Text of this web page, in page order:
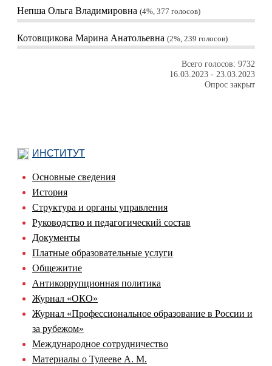
Непша Ольга Владимировна 4%, 377 голосов
Котовщикова Марина Анатольевна 2%, 239 голосов
Всего голосов: 9732
16.03.2023 - 23.03.2023
Опрос закрыт
ИНСТИТУТ
Основные сведения
История
Структура и органы управления
Руководство и педагогический состав
Документы
Платные образовательные услуги
Общежитие
Антикоррупционная политика
Журнал «ОКО»
Журнал «Профессиональное образование в России и
за рубежом»
Международное сотрудничество
Материалы о Тулееве А. М.